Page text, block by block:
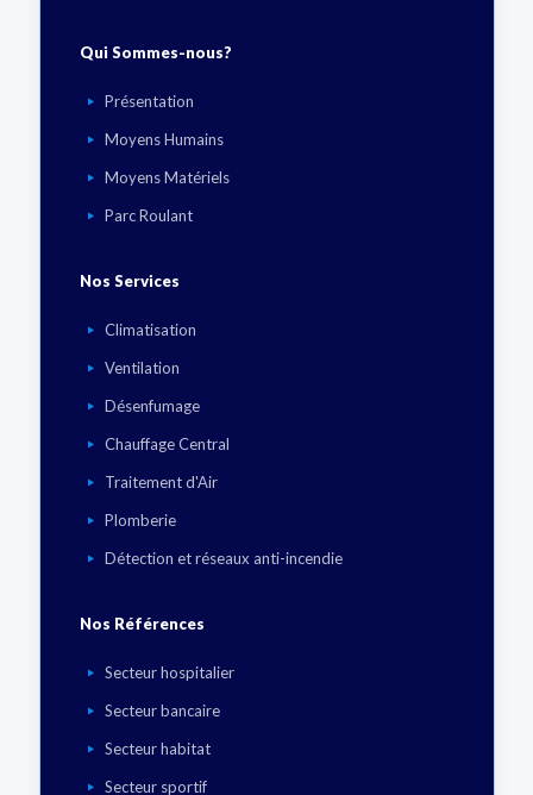
Qui Sommes-nous?
Présentation
Moyens Humains
Moyens Matériels
Parc Roulant
Nos Services
Climatisation
Ventilation
Désenfumage
Chauffage Central
Traitement d'Air
Plomberie
Détection et réseaux anti-incendie
Nos Références
Secteur hospitalier
Secteur bancaire
Secteur habitat
Secteur sportif